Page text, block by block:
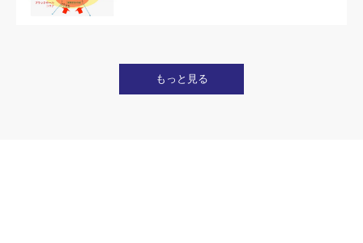
もっと見る